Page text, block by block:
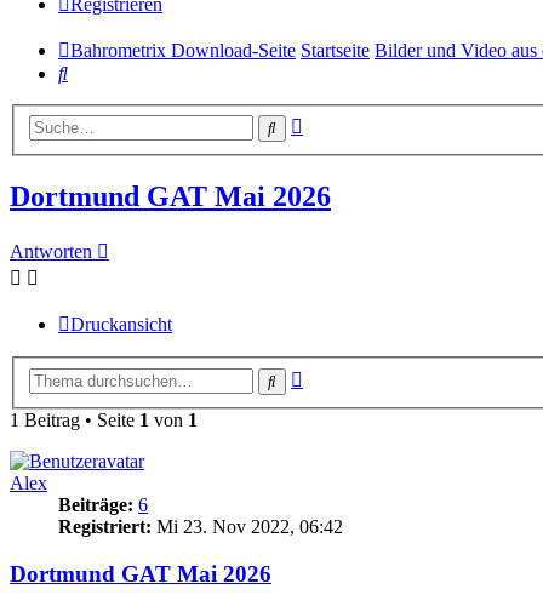
Bahrometrix Download-Seite Startseite Bilder und Video aus
Suche
Suche
Dortmund GAT Mai 2026
Antworten
Druckansicht
Suche
1 Beitrag • Seite 1 von 1
Alex
Beiträge: 6
Registriert: Mi 23. Nov 2022, 06:42
Dortmund GAT Mai 2026